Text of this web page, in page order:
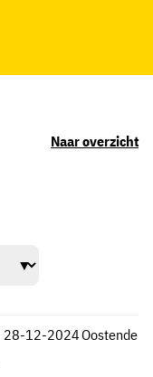
Naar overzicht
Oostende
28-12-2024